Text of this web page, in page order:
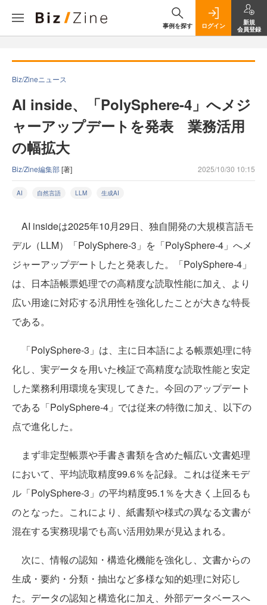
事例を探す ログイン
新規
会員登録
Biz/Zineニュース
AI inside、「PolySphere-4」へメジ
ャーアップデートを発表 業務活用
の幅拡大
Biz/Zine編集部[著] 2025/10/30 10:15
AI 自然言語 LLM 生成AI
AI insideは2025年10月29日、独自開発の大規模言語モ
デル（LLM）「PolySphere-3」を「PolySphere-4」へメ
ジャーアップデートしたと発表した。「PolySphere-4」
は、日本語帳票処理での高精度な読取性能に加え、より
広い用途に対応する汎用性を強化したことが大きな特長
である。
「PolySphere-3」は、主に日本語による帳票処理に特
化し、実データを用いた検証で高精度な読取性能と安定
した業務利用環境を実現してきた。今回のアップデート
である「PolySphere-4」では従来の特徴に加え、以下の
点で進化した。
まず非定型帳票や手書き書類を含めた幅広い文書処理
において、平均読取精度99.6％を記録。これは従来モデ
ル「PolySphere-3」の平均精度95.1％を大きく上回るも
のとなった。これにより、紙書類や様式の異なる文書が
混在する実務現場でも高い活用効果が見込まれる。
次に、情報の認知・構造化機能を強化し、文書からの
生成・要約・分類・抽出など多様な知的処理に対応し
た。データの認知と構造化に加え、外部データベースへ